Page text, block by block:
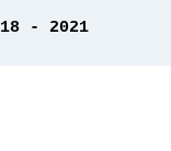
- 2021